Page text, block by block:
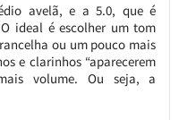
avelã, e a 5.0, que é
ideal é escolher um tom
ou um pouco mais
e clarinhos “aparecerem
volume. Ou seja, a